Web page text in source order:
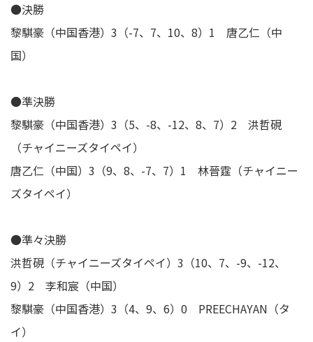
●決勝
黎騏豪（中国香港）3（-7、7、10、8）1 唐乙仁（中
国）
●準決勝
黎騏豪（中国香港）3（5、-8、-12、8、7）2 洪哲硯
（チャイニーズタイペイ）
唐乙仁（中国）3（9、8、-7、7）1 林晉霆（チャイニー
ズタイペイ）
●準々決勝
洪哲硯（チャイニーズタイペイ）3（10、7、-9、-12、
9）2 李和宸（中国）
黎騏豪（中国香港）3（4、9、6）0 PREECHAYAN（タ
イ）